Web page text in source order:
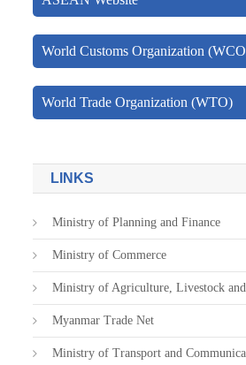
World Customs Organization
World Trade Organization (WTO)
LINKS
Ministry of Planning and Finance
Ministry of Commerce
Ministry of Agriculture, Livestock
Myanmar Trade Net
Ministry of Transport and